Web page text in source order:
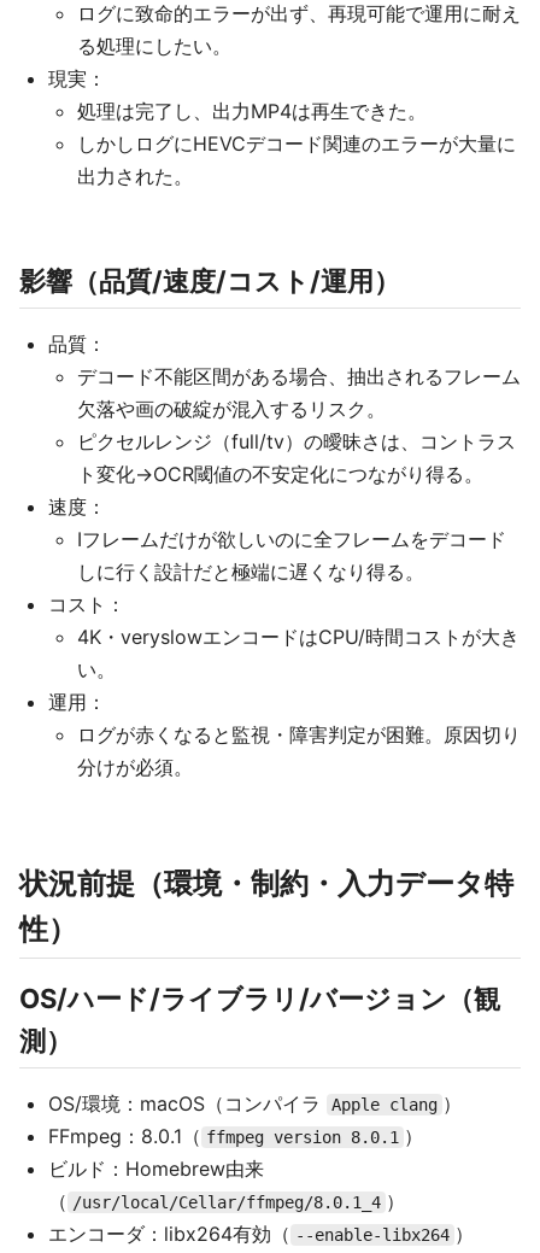
ログに致命的エラーが出ず、再現可能で運用に耐え
る処理にしたい。
現実：
処理は完了し、出力MP4は再生できた。
しかしログにHEVCデコード関連のエラーが大量に
出力された。
影響（品質/速度/コスト/運用）
品質：
デコード不能区間がある場合、抽出されるフレーム
欠落や画の破綻が混入するリスク。
ピクセルレンジ（full/tv）の曖昧さは、コントラス
ト変化→OCR閾値の不安定化につながり得る。
速度：
Iフレームだけが欲しいのに全フレームをデコード
しに行く設計だと極端に遅くなり得る。
コスト：
4K・veryslowエンコードはCPU/時間コストが大き
い。
運用：
ログが赤くなると監視・障害判定が困難。原因切り
分けが必須。
状況前提（環境・制約・入力データ特
性）
OS/ハード/ライブラリ/バージョン（観
測）
OS/環境：macOS（コンパイラ Apple clang ）
FFmpeg：8.0.1（ ffmpeg version 8.0.1 ）
ビルド：Homebrew由来
（ /usr/local/Cellar/ffmpeg/8.0.1_4 ）
エンコーダ：libx264有効（ --enable-libx264 ）